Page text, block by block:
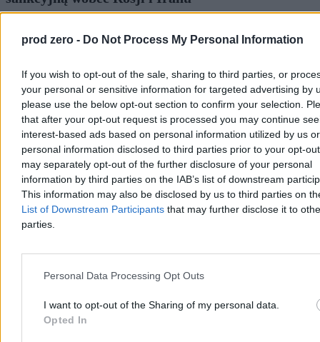
prod zero - Do Not Process My Personal Information
If you wish to opt-out of the sale, sharing to third parties, or
your personal or sensitive information for targeted advertising by
please use the below opt-out section to confirm your selection.
that after your opt-out request is processed you may continue
interest-based ads based on personal information utilized by us or
personal information disclosed to third parties prior to your opt-
may separately opt-out of the further disclosure of your personal
information by third parties on the IAB’s list of downstream
This information may also be disclosed by us to third parties on
List of Downstream Participants that may further disclose it to
parties.
Personal Data Processing Opt Outs
I want to opt-out of the Sharing of my personal data.
Opted In
ustawę o sankcjach wobec Rosji i Iranu, nazwaną na cześć
zmarłego w lipcu senatora Lindseya Grahama. Dokument
ropy, m.in. Chin i Indii. Teraz trafi do Izby Reprezentantów.
Tomasz Pałasz
Wczoraj 21:23
3 min
Świat